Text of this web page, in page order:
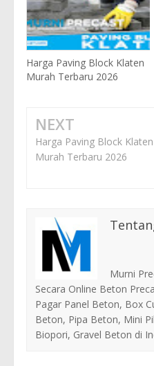
Harga Paving Block Klaten
Murah Terbaru 2026
NEXT
Harga Paving Block Klaten
Murah Terbaru 2026
Murni
Secara Online Beton
Pagar Panel Beton, Box
Beton, Pipa Beton, Mini
Biopori, Gravel Beton di